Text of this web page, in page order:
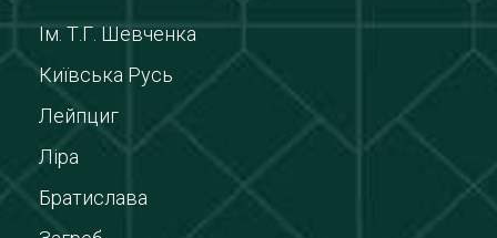
Ім. Т.Г. Шевченка
Київська Русь
Лейпциг
Ліра
Братислава